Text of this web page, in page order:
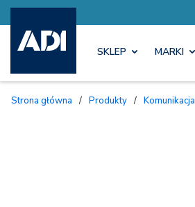
SKLEP MARKI
Strona główna / Produkty / Komunikacja